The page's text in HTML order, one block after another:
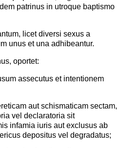
patrinus in utroque baptismo
licet diversi sexus a
unus et una adhibeantur.
oportet:
assecutus et intentionem
aut schismaticam sectam,
vel declaratoria sit
infamia iuris aut exclusus ab
depositus vel degradatus;